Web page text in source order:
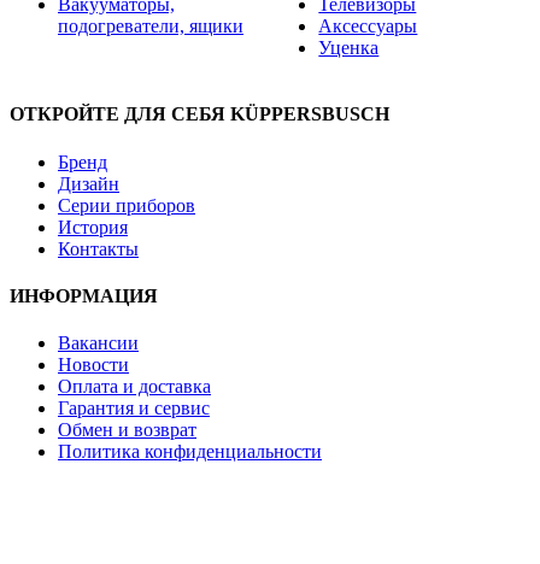
Вакууматоры,
подогреватели, ящики
Телевизоры
Аксессуары
Уценка
ОТКРОЙТЕ ДЛЯ СЕБЯ KÜPPERSBUSCH
Бренд
Дизайн
Серии приборов
История
Контакты
ИНФОРМАЦИЯ
Вакансии
Новости
Оплата и доставка
Гарантия и сервис
Обмен и возврат
Политика конфиденциальности